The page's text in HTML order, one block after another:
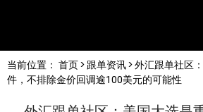
English
当前位置： 首页> 跟单资讯> 外汇跟单社区
件，不排除金价回调逾100美元的可能性